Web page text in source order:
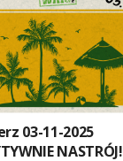
03-11-2025
NASTRÓJ!